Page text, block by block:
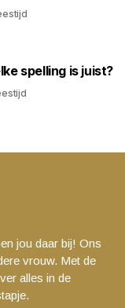
spelling is juist?
jou daar bij! Ons
vrouw. Met de
alles in de